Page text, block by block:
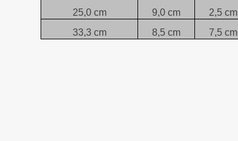
25,0 cm
9,0 cm 2,5 cm
33,3 cm
8,5 cm 7,5 cm